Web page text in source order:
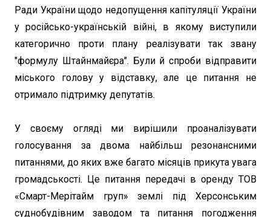
Ради України щодо недопущення капітуляції України
у російсько-українській війні, в якому виступили
категорично проти плану реалізувати так звану
"формулу Штайнмайєра". Були й спроби відправити
міського голову у відставку, але це питання не
отримало підтримку депутатів.
У своєму огляді ми вирішили проаналізувати
голосування за двома найбільш резонансними
питаннями, до яких вже багато місяців прикута увага
громадськості. Це питання передачі в оренду ТОВ
«Смарт-Мерітайм груп» землі під Херсонським
суднобудівним заводом та питання погодження